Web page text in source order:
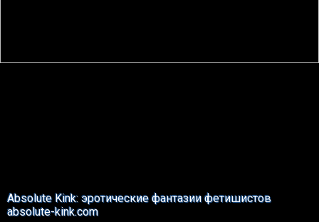
Absolute Kink: эротические фантазии фетишистов
absolute-kink.com